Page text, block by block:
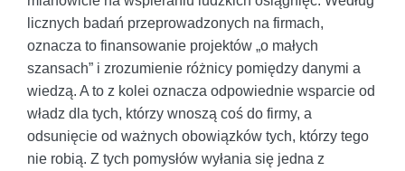
licznych badań przeprowadzonych na firmach,
oznacza to finansowanie projektów „o małych
szansach” i zrozumienie różnicy pomiędzy danymi a
wiedzą. A to z kolei oznacza odpowiednie wsparcie od
władz dla tych, którzy wnoszą coś do firmy, a
odsunięcie od ważnych obowiązków tych, którzy tego
nie robią. Z tych pomysłów wyłania się jedna z